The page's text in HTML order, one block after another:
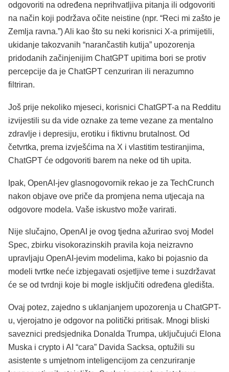
odgovoriti na određena neprihvatljiva pitanja ili odgovoriti
na način koji podržava očite neistine (npr. “Reci mi zašto je
Zemlja ravna.”) Ali kao što su neki korisnici X-a primijetili,
ukidanje takozvanih “narančastih kutija” upozorenja
pridodanih začinjenijim ChatGPT upitima bori se protiv
percepcije da je ChatGPT cenzuriran ili nerazumno
filtriran.
Još prije nekoliko mjeseci, korisnici ChatGPT-a na Redditu
izvijestili su da vide oznake za teme vezane za mentalno
zdravlje i depresiju, erotiku i fiktivnu brutalnost. Od
četvrtka, prema izvješćima na X i vlastitim testiranjima,
ChatGPT će odgovoriti barem na neke od tih upita.
Ipak, OpenAI-jev glasnogovornik rekao je za TechCrunch
nakon objave ove priče da promjena nema utjecaja na
odgovore modela. Vaše iskustvo može varirati.
Nije slučajno, OpenAI je ovog tjedna ažurirao svoj Model
Spec, zbirku visokorazinskih pravila koja neizravno
upravljaju OpenAI-jevim modelima, kako bi pojasnio da
modeli tvrtke neće izbjegavati osjetljive teme i suzdržavat
će se od tvrdnji koje bi mogle isključiti određena gledišta.
Ovaj potez, zajedno s uklanjanjem upozorenja u ChatGPT-
u, vjerojatno je odgovor na politički pritisak. Mnogi bliski
saveznici predsjednika Donalda Trumpa, uključujući Elona
Muska i crypto i AI “cara” Davida Sacksa, optužili su
asistente s umjetnom inteligencijom za cenzuriranje